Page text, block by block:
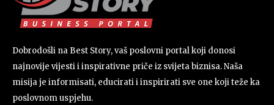
Dobrodošli na Best Story, vaš poslovni portal koji donosi
najnovije vijesti i inspirativne priče iz svijeta biznisa. Naša
misija je informisati, educirati i inspirirati sve one koji teže ka
poslovnom uspjehu.